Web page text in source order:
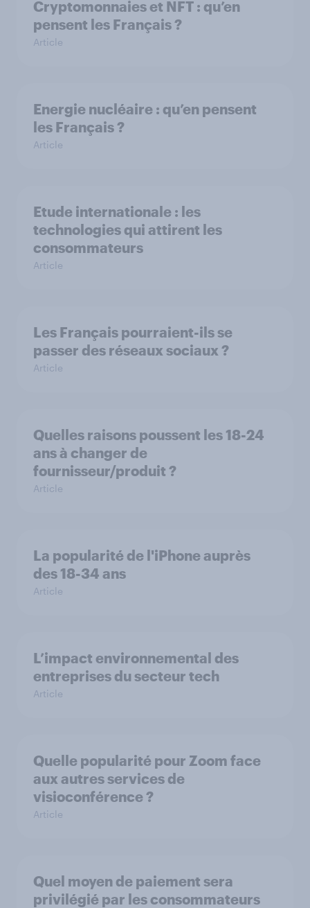
Cryptomonnaies et NFT : qu’en
pensent les Français ?
Article
Energie nucléaire : qu’en pensent
les Français ?
Article
Etude internationale : les
technologies qui attirent les
consommateurs
Article
Les Français pourraient-ils se
passer des réseaux sociaux ?
Article
Quelles raisons poussent les 18-24
ans à changer de
fournisseur/produit ?
Article
La popularité de l'iPhone auprès
des 18-34 ans
Article
L’impact environnemental des
entreprises du secteur tech
Article
Quelle popularité pour Zoom face
aux autres services de
visioconférence ?
Article
Quel moyen de paiement sera
privilégié par les consommateurs